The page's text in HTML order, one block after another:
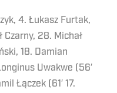
4. Łukasz Furtak,
28. Michał
18. Damian
Uwakwe (56′
Łączek (61′ 17.